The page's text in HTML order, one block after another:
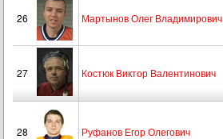
26 Мартынов Олег Владимирович
27 Костюк Виктор Валентинович
28 Руфанов Егор Олегович